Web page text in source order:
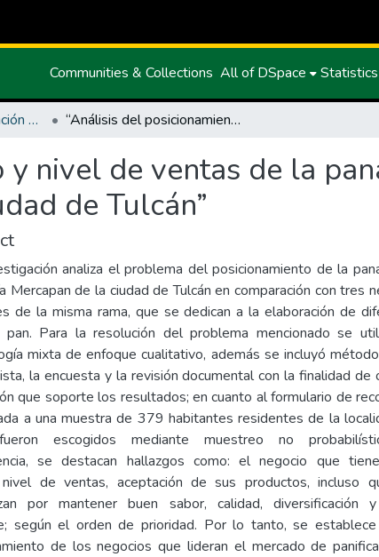
Communities & Collections All of DSpace Statistics
Carrera de Administración de Empresas y Marketing “Análisis del posicionamiento y nivel de ventas de la panadería y pastelería Mercapan en la ciudad de Tulcán”
nivel de ventas de la
de Tulcán”
analiza el problema del posicionamiento de la
Mercapan de la ciudad de Tulcán en comparación con tres
de la misma rama, que se dedican a la elaboración de
Para la resolución del problema mencionado se
mixta de enfoque cualitativo, además se incluyó
la encuesta y la revisión documental con la finalidad de
que soporte los resultados; en cuanto al formulario de
a una muestra de 379 habitantes residentes de la
escogidos mediante muestreo no
se destacan hallazgos como: el negocio que
nivel de ventas, aceptación de sus productos, incluso
por mantener buen sabor, calidad, diversificación
según el orden de prioridad. Por lo tanto, se
de los negocios que lideran el mercado de